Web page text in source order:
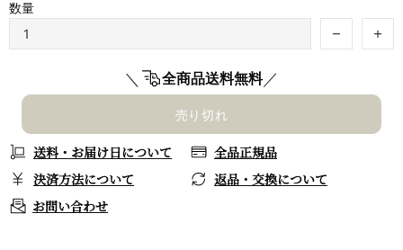
数量
＼ 全商品送料無料／
売り切れ
送料・お届け日について
全品正規品
決済方法について
返品・交換について
お問い合わせ